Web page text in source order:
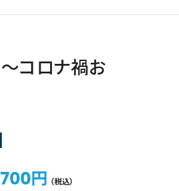
～コロナ禍お
円 （税込）